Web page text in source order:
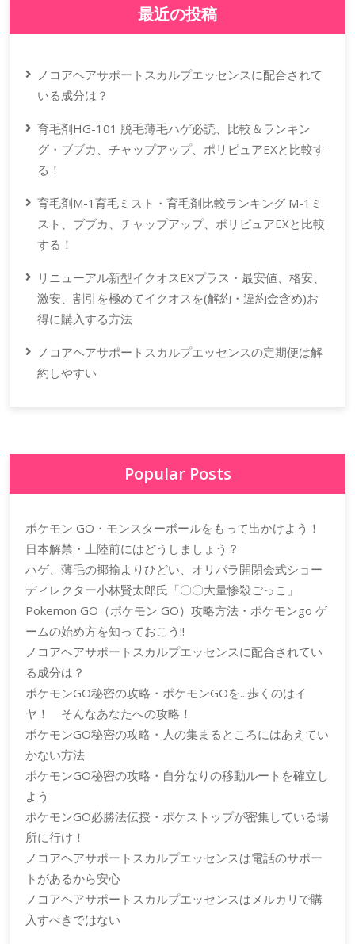
最近の投稿
ノコアヘアサポートスカルプエッセンスに配合されて
いる成分は？
育毛剤HG-101 脱毛薄毛ハゲ必読、比較＆ランキン
グ・ブブカ、チャップアップ、ポリピュアEXと比較す
る！
育毛剤M-1育毛ミスト・育毛剤比較ランキング M-1ミ
スト、ブブカ、チャップアップ、ポリピュアEXと比較
する！
リニューアル新型イクオスEXプラス・最安値、格安、
激安、割引を極めてイクオスを(解約・違約金含め)お
得に購入する方法
ノコアヘアサポートスカルプエッセンスの定期便は解
約しやすい
Popular Posts
ポケモン GO・モンスターボールをもって出かけよう！
日本解禁・上陸前にはどうしましょう？
ハゲ、薄毛の揶揄よりひどい、オリパラ開閉会式ショー
ディレクター小林賢太郎氏「〇〇大量惨殺ごっこ」
Pokemon GO（ポケモン GO）攻略方法・ポケモンgo ゲ
ームの始め方を知っておこう!!
ノコアヘアサポートスカルプエッセンスに配合されてい
る成分は？
ポケモンGO秘密の攻略・ポケモンGOを...歩くのはイ
ヤ！ そんなあなたへの攻略！
ポケモンGO秘密の攻略・人の集まるところにはあえてい
かない方法
ポケモンGO秘密の攻略・自分なりの移動ルートを確立し
よう
ポケモンGO必勝法伝授・ポケストップが密集している場
所に行け！
ノコアヘアサポートスカルプエッセンスは電話のサポー
トがあるから安心
ノコアヘアサポートスカルプエッセンスはメルカリで購
入すべきではない